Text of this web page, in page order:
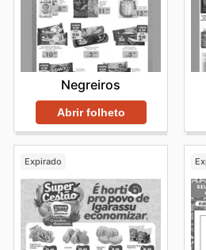
Negreiros
Abrir folheto
Expirado